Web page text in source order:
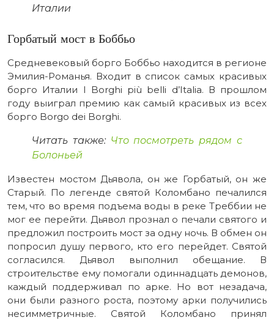
Италии
Горбатый мост в Боббьо
Средневековый борго Боббьо находится в регионе
Эмилия-Романья. Входит в список самых красивых
борго Италии I Borghi più belli d’Italia. В прошлом
году выиграл премию как самый красивых из всех
борго Borgo dei Borghi.
Читать также: Что посмотреть рядом с
Болоньей
Известен мостом Дьявола, он же Горбатый, он же
Старый. По легенде святой Коломбано печалился
тем, что во время подъема воды в реке Треббии не
мог ее перейти. Дьявол прознал о печали святого и
предложил построить мост за одну ночь. В обмен он
попросил душу первого, кто его перейдет. Святой
согласился. Дьявол выполнил обещание. В
строительстве ему помогали одиннадцать демонов,
каждый поддерживал по арке. Но вот незадача,
они были разного роста, поэтому арки получились
несимметричные. Святой Коломбано принял